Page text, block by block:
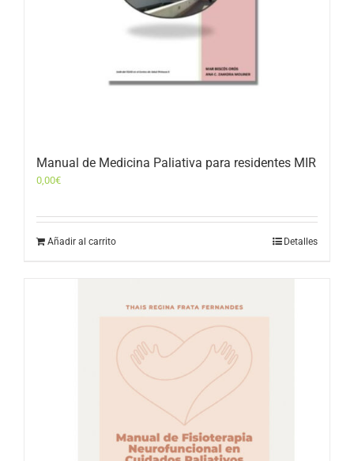
Manual de Medicina Paliativa para residentes MIR
0,00€
Añadir al carrito Detalles